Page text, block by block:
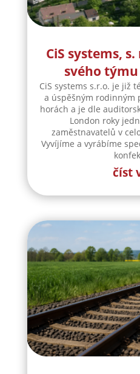
CiS systems,
svého
CiS systems s.r.o. je již
a úspěšným rodinným
horách a je dle
London roky
zaměstnavatelů v
Vyvíjíme a vyrábíme
číst